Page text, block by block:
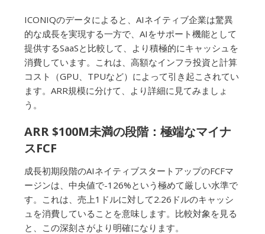
ICONIQのデータによると、AIネイティブ企業は驚異
的な成長を実現する一方で、AIをサポート機能として
提供するSaaSと比較して、より積極的にキャッシュを
消費しています。これは、高額なインフラ投資と計算
コスト（GPU、TPUなど）によって引き起こされてい
ます。ARR規模に分けて、より詳細に見てみましょ
う。
ARR $100M未満の段階：極端なマイナ
スFCF
成長初期段階のAIネイティブスタートアップのFCFマ
ージンは、中央値で-126%という極めて厳しい水準で
す。これは、売上1ドルに対して2.26ドルのキャッシ
ュを消費していることを意味します。比較対象を見る
と、この深刻さがより明確になります。